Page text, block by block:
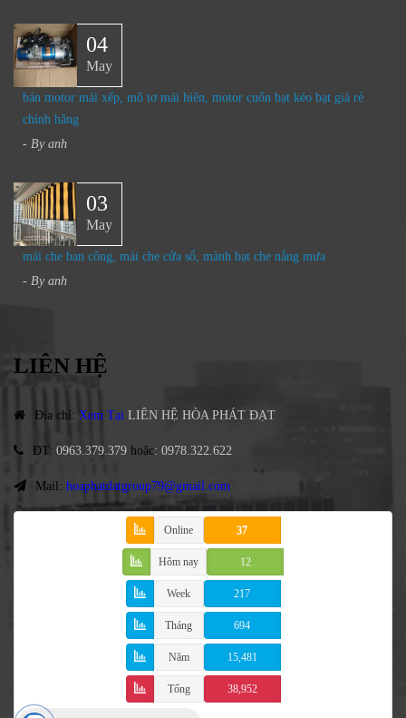
04
May
bán motor mái xếp, mô tơ mái hiên, motor cuốn bạt kéo bạt giá rẻ
chính hãng
- By anh
03
May
mái che ban công, mái che cửa sổ, mành bạt che nắng mưa
- By anh
LIÊN HỆ
Địa chỉ: Xem Tại LIÊN HỆ HÒA PHÁT ĐẠT
ĐT: 0963.379.379 hoặc: 0978.322.622
Mail: hoaphatdatgroup79@gmail.com
Online 37
Hôm nay 12
Week 217
Tháng 694
Năm 15,481
Tổng 38,952